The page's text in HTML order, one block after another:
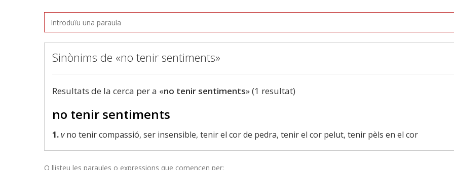
Sinònims de «no tenir sentiments»
Resultats de la cerca per a «no tenir sentiments» (1 resultat)
no tenir sentiments
1.vno tenir compassió, ser insensible, tenir el cor de pedra, tenir el cor pelut, tenir pèls en el cor
O llisteu les paraules o expressions que comencen per: